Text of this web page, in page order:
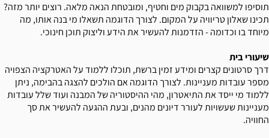
תוסיפו למשוואה בקבוק מים וחטיף, ומובטחת הנאה מלאה. רוצים יותר מזה?
תכינו שאלון טריוויה על המקום. לצורך הדוגמה תשאלו מי בנה אותו, מה
מיוחד בו וכדומה - הזדמנות להעשיר את הידע וליצוק תוכן חינוכי.
שיעורי בית
דרך סרטונים קצרים ומידע זמין ברשת, תוכלו ללמוד על האטרקציה הצפויה
מספר עובדות מעניינות. לצורך הדוגמה אם הולכים להצגה בהבימה, ניתן
ללמוד מי ייסד את התיאטרון, מהי ההיסטוריה של המבנה ועוד שלל עובדות
מעניינות שעשויות לעורר דיונים מהנים, ובעת ההגעה להעשיר את סך
החוויה.